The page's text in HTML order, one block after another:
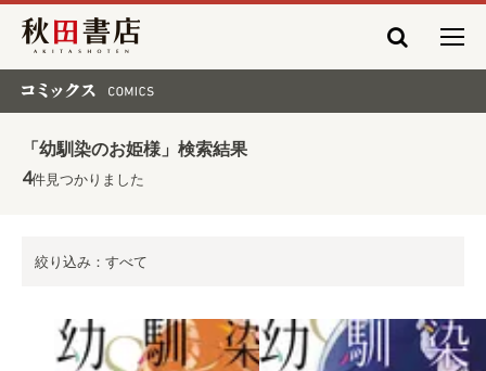
秋田書店
「幼馴染のお姫様」検索結果
4件見つかりました
絞り込み：すべて